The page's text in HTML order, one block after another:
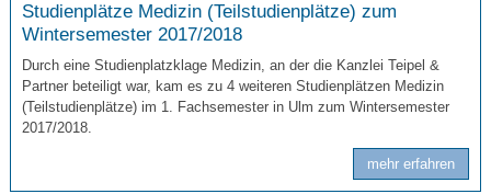
Studienplätze Medizin (Teilstudienplätze) zum
Wintersemester 2017/2018
Durch eine Studienplatzklage Medizin, an der die Kanzlei Teipel &
Partner beteiligt war, kam es zu 4 weiteren Studienplätzen Medizin
(Teilstudienplätze) im 1. Fachsemester in Ulm zum Wintersemester
2017/2018.
mehr erfahren